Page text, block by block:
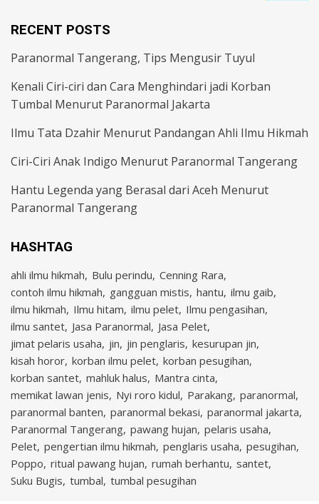
RECENT POSTS
Paranormal Tangerang, Tips Mengusir Tuyul
Kenali Ciri-ciri dan Cara Menghindari jadi Korban
Tumbal Menurut Paranormal Jakarta
Ilmu Tata Dzahir Menurut Pandangan Ahli Ilmu Hikmah
Ciri-Ciri Anak Indigo Menurut Paranormal Tangerang
Hantu Legenda yang Berasal dari Aceh Menurut
Paranormal Tangerang
HASHTAG
ahli ilmu hikmah Bulu perindu Cenning Rara
contoh ilmu hikmah gangguan mistis hantu ilmu gaib
ilmu hikmah Ilmu hitam ilmu pelet Ilmu pengasihan
ilmu santet Jasa Paranormal Jasa Pelet
jimat pelaris usaha jin jin penglaris kesurupan jin
kisah horor korban ilmu pelet korban pesugihan
korban santet mahluk halus Mantra cinta
memikat lawan jenis Nyi roro kidul Parakang paranormal
paranormal banten paranormal bekasi paranormal jakarta
Paranormal Tangerang pawang hujan pelaris usaha
Pelet pengertian ilmu hikmah penglaris usaha pesugihan
Poppo ritual pawang hujan rumah berhantu santet
Suku Bugis tumbal tumbal pesugihan